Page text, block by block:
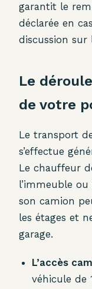
garantit le
déclarée en
discussion sur
Le
de votre
Le transport
s’effectue
Le chauffeur
l’immeuble
son camion
les étages et
garage.
L’accès
véhicule de